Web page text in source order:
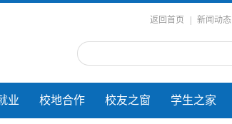
返回首页 新闻动态
业 校地合作 校友之窗 学生之家